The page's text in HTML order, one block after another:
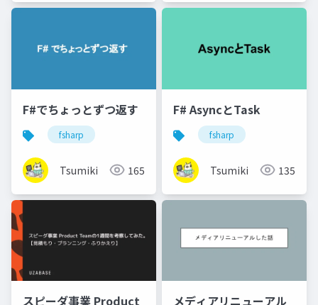
F#でちょっとずつ返す
fsharp
Tsumiki 165
F# AsyncとTask
fsharp
Tsumiki 135
スピーダ事業 Product メディアリニューアル